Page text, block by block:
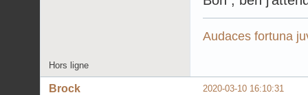
Audaces fortuna
Hors ligne
2020-03-10 16:10:31
Brock